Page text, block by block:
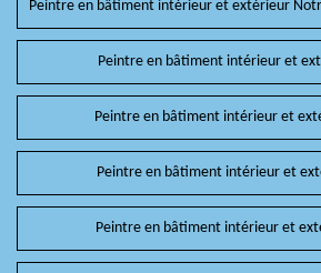
Peintre en bâtiment intérieur et extérieur
Peintre en bâtiment intérieur et
Peintre en bâtiment intérieur et
Peintre en bâtiment intérieur et
Peintre en bâtiment intérieur et